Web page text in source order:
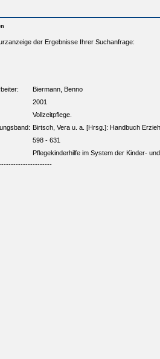
der Ergebnisse Ihrer Suchanfrage:
Biermann, Benno
2001
Vollzeitpflege.
Birtsch, Vera u. a. [Hrsg.]: Handbuch
598 - 631
Pflegekinderhilfe im System der Kinder-